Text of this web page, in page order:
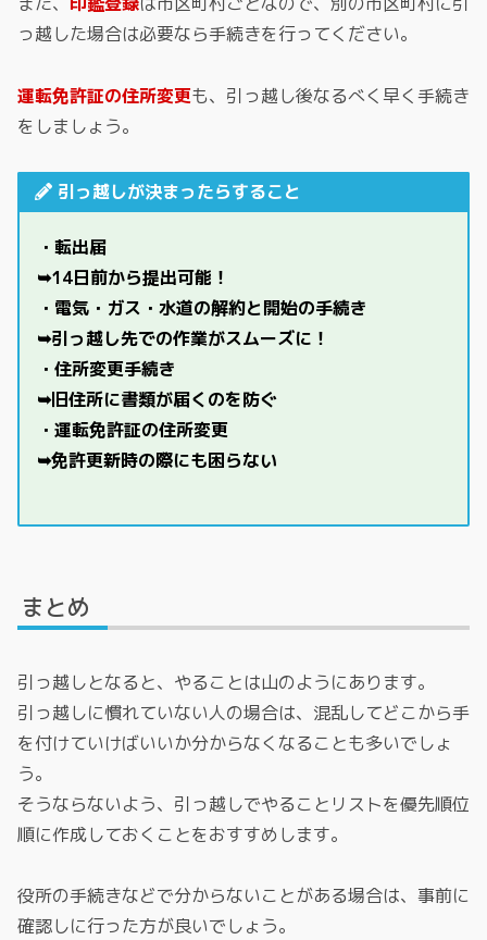
っ越した場合は必要なら手続きを行ってください。
運転免許証の住所変更も、引っ越し後なるべく早く手続き
をしましょう。
引っ越しが決まったらすること
・転出届
➥14日前から提出可能！
・電気・ガス・水道の解約と開始の手続き
➥引っ越し先での作業がスムーズに！
・住所変更手続き
➥旧住所に書類が届くのを防ぐ
・運転免許証の住所変更
➥免許更新時の際にも困らない
まとめ
引っ越しとなると、やることは山のようにあります。
引っ越しに慣れていない人の場合は、混乱してどこから手
を付けていけばいいか分からなくなることも多いでしょ
う。
そうならないよう、引っ越しでやることリストを優先順位
順に作成しておくことをおすすめします。
役所の手続きなどで分からないことがある場合は、事前に
確認しに行った方が良いでしょう。